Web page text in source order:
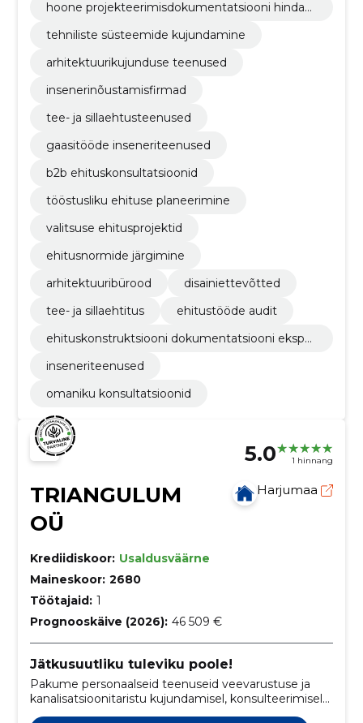
hoone projekteerimisdokumentatsiooni hindam
tehniliste süsteemide kujundamine
arhitektuurikujunduse teenused
insenerinõustamisfirmad
tee- ja sillaehtusteenused
gaasitööde inseneriteenused
b2b ehituskonsultatsioonid
tööstusliku ehituse planeerimine
valitsuse ehitusprojektid
ehitusnormide järgimine
arhitektuuribürood
disainiettevõtted
tee- ja sillaehtitus
ehitustööde audit
ehituskonstruktsiooni dokumentatsiooni eksper
inseneriteenused
omaniku konsultatsioonid
5.0 1 hinnang
TRIANGULUM
OÜ
Harjumaa
Krediidiskoor: Usaldusväärne
Maineskoor: 2680
Töötajaid: 1
Prognooskäive (2026): 46 509 €
Jätkusuutliku tuleviku poole!
Pakume personaalseid teenuseid veevarustuse ja
kanalisatsioonitaristu kujundamisel, konsulteerimisel
ja rakendamise hõlbustamisel.